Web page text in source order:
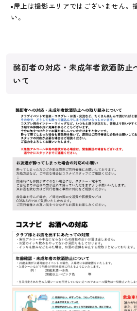
▪︎屋上は撮影エリアではございません。
い。
酩酊者の対応・未成年者飲酒防止
いて